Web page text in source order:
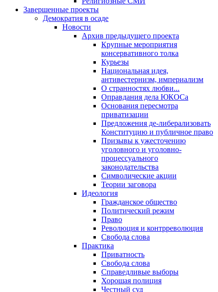
Завершенные проекты
Демократия в осаде
Новости
Архив предыдущего проекта
Крупные мероприятия
консервативного толка
Курьезы
Национальная идея,
антивестернизм, империализм
О странностях любви...
Оправдания дела ЮКОСа
Основания пересмотра
приватизации
Предложения де-либерализовать
Конституцию и публичное право
Призывы к ужесточению
уголовного и уголовно-
процессуального
законодательства
Символические акции
Теории заговора
Идеология
Гражданское общество
Политический режим
Право
Революция и контрреволюция
Свобода слова
Практика
Приватность
Свобода слова
Справедливые выборы
Хорошая полиция
Честный суд